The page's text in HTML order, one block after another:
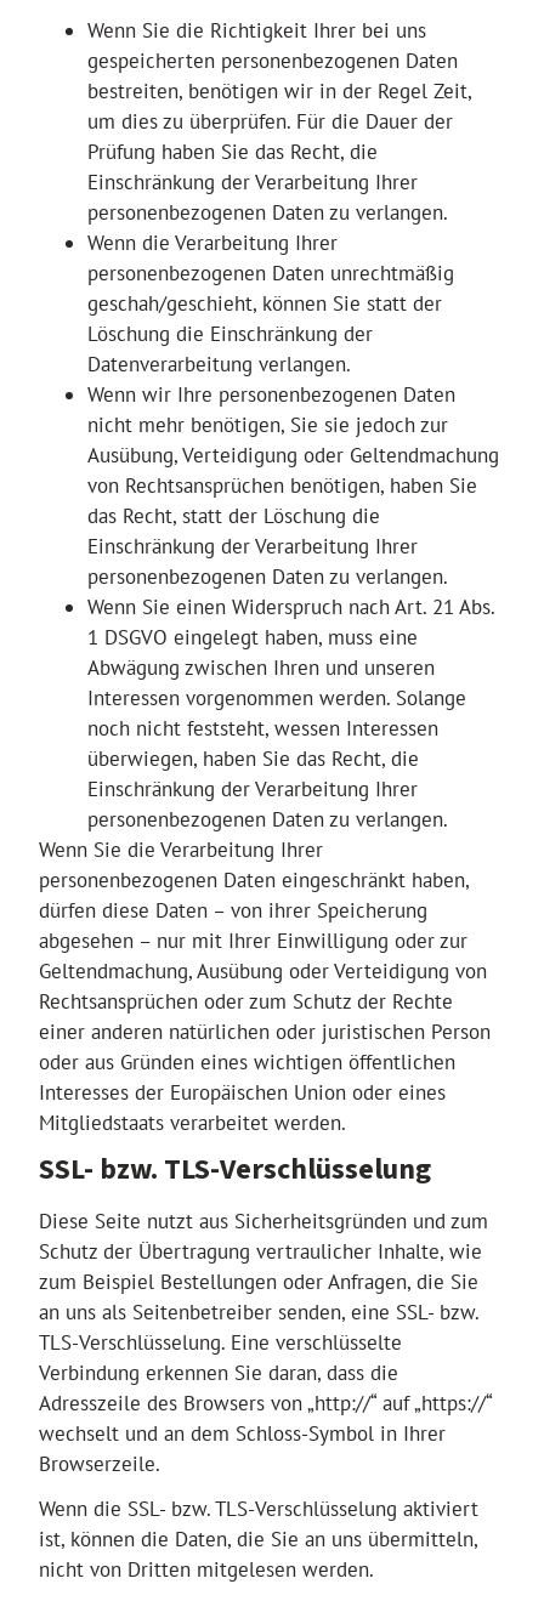
Wenn Sie die Richtigkeit Ihrer bei uns
gespeicherten personenbezogenen Daten
bestreiten, benötigen wir in der Regel Zeit,
um dies zu überprüfen. Für die Dauer der
Prüfung haben Sie das Recht, die
Einschränkung der Verarbeitung Ihrer
personenbezogenen Daten zu verlangen.
Wenn die Verarbeitung Ihrer
personenbezogenen Daten unrechtmäßig
geschah/geschieht, können Sie statt der
Löschung die Einschränkung der
Datenverarbeitung verlangen.
Wenn wir Ihre personenbezogenen Daten
nicht mehr benötigen, Sie sie jedoch zur
Ausübung, Verteidigung oder Geltendmachung
von Rechtsansprüchen benötigen, haben Sie
das Recht, statt der Löschung die
Einschränkung der Verarbeitung Ihrer
personenbezogenen Daten zu verlangen.
Wenn Sie einen Widerspruch nach Art. 21 Abs.
1 DSGVO eingelegt haben, muss eine
Abwägung zwischen Ihren und unseren
Interessen vorgenommen werden. Solange
noch nicht feststeht, wessen Interessen
überwiegen, haben Sie das Recht, die
Einschränkung der Verarbeitung Ihrer
personenbezogenen Daten zu verlangen.
Wenn Sie die Verarbeitung Ihrer
personenbezogenen Daten eingeschränkt haben,
dürfen diese Daten – von ihrer Speicherung
abgesehen – nur mit Ihrer Einwilligung oder zur
Geltendmachung, Ausübung oder Verteidigung von
Rechtsansprüchen oder zum Schutz der Rechte
einer anderen natürlichen oder juristischen Person
oder aus Gründen eines wichtigen öffentlichen
Interesses der Europäischen Union oder eines
Mitgliedstaats verarbeitet werden.
SSL- bzw. TLS-Verschlüsselung
Diese Seite nutzt aus Sicherheitsgründen und zum
Schutz der Übertragung vertraulicher Inhalte, wie
zum Beispiel Bestellungen oder Anfragen, die Sie
an uns als Seitenbetreiber senden, eine SSL- bzw.
TLS-Verschlüsselung. Eine verschlüsselte
Verbindung erkennen Sie daran, dass die
Adresszeile des Browsers von „http://“ auf „https://“
wechselt und an dem Schloss-Symbol in Ihrer
Browserzeile.
Wenn die SSL- bzw. TLS-Verschlüsselung aktiviert
ist, können die Daten, die Sie an uns übermitteln,
nicht von Dritten mitgelesen werden.